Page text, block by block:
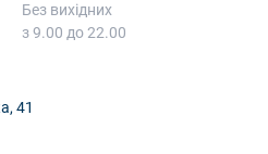
Без вихідних
з 9.00 до 22.00
41